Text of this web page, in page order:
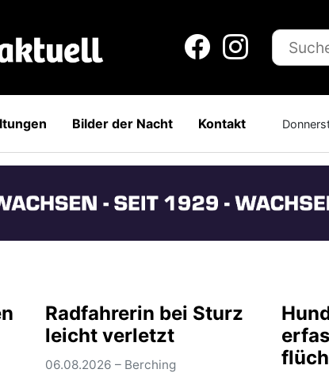
Bilder der Nacht Kontakt
Radfahrerin bei Sturz
leicht verletzt
06.08.2026 – Berching